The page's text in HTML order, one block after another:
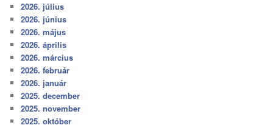
2026. július
2026. június
2026. május
2026. április
2026. március
2026. február
2026. január
2025. december
2025. november
2025. október